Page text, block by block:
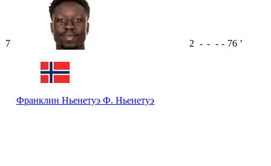
7
Франклин Ньенетуэ Ф. Ньенетуэ
2 - - - - 76 ʼ